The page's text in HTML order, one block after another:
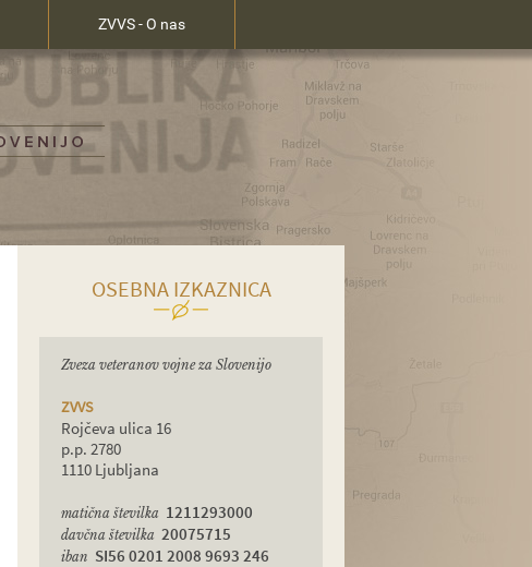
ZVVS - O nas
OSEBNA IZKAZNICA
Zveza veteranov vojne za Slovenijo
ZVVS
Rojčeva ulica 16
p.p. 2780
1110 Ljubljana
matična številka 1211293000
davčna številka 20075715
iban SI56 0201 2008 9693 246